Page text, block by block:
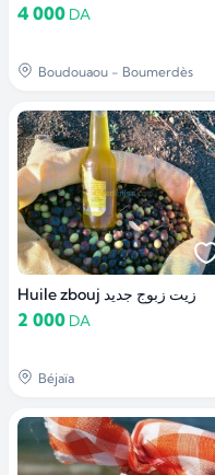
4 000 DA
Boudouaou - Boumerdès
Huile zbouj زيت زبوج جديد
2 000 DA
Béjaïa